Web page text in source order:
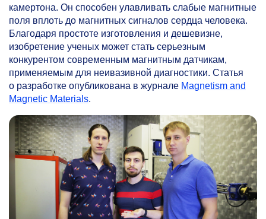
камертона. Он способен улавливать слабые магнитные
поля вплоть до магнитных сигналов сердца человека.
Благодаря простоте изготовления и дешевизне,
изобретение ученых может стать серьезным
конкурентом современным магнитным датчикам,
применяемым для неивазивной диагностики. Статья
о разработке опубликована в журнале Magnetism and
Magnetic Materials.